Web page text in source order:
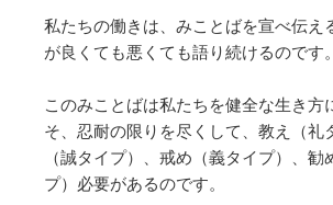
私たちの働きは、みことばを宣べ伝え
が良くても悪くても語り続けるのです。
このみことばは私たちを健全な生き方
そ、忍耐の限りを尽くして、教え（礼
（誠タイプ）、戒め（義タイプ）、勧
プ）必要があるのです。